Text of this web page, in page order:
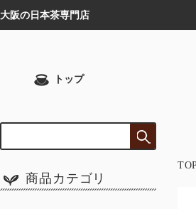
大阪の日本茶専門店
トップ
商品カテゴリ